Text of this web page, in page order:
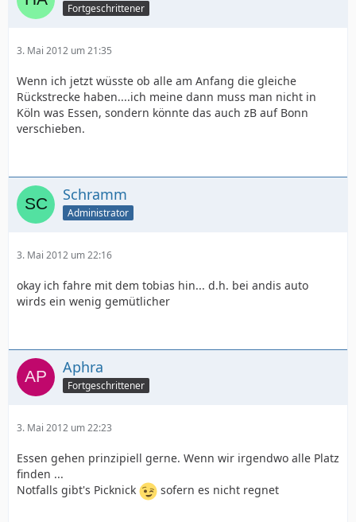
Fortgeschrittener
3. Mai 2012 um 21:35
Wenn ich jetzt wüsste ob alle am Anfang die gleiche
Rückstrecke haben....ich meine dann muss man nicht in
Köln was Essen, sondern könnte das auch zB auf Bonn
verschieben.
Schramm
Administrator
3. Mai 2012 um 22:16
okay ich fahre mit dem tobias hin... d.h. bei andis auto
wirds ein wenig gemütlicher
Aphra
Fortgeschrittener
3. Mai 2012 um 22:23
Essen gehen prinzipiell gerne. Wenn wir irgendwo alle Platz
finden ...
Notfalls gibt's Picknick
sofern es nicht regnet